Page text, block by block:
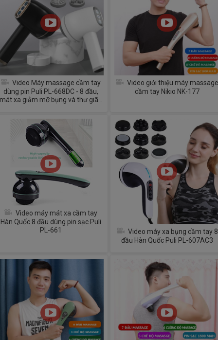
Video Máy massage cầm tay
dùng pin Puli PL-668DC - 8 đầu,
mát xa giảm mỡ bụng và thư giãn
Video giới thiệu máy massage
cầm tay Nikio NK-177
Video máy mát xa cầm tay
Hàn Quốc 8 đầu dùng pin sạc Puli
PL-661
Video máy xa bụng cầm tay 8
đầu Hàn Quốc Puli PL-607AC3